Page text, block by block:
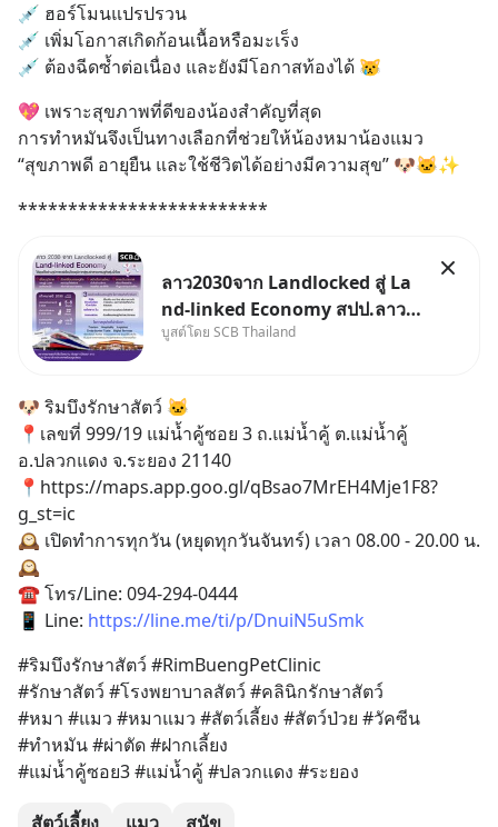
💉 ฮอร์โมนแปรปรวน
💉 เพิ่มโอกาสเกิดก้อนเนื้อหรือมะเร็ง
💉 ต้องฉีดซ้ำต่อเนื่อง และยังมีโอกาสท้องได้ 😿
💖 เพราะสุขภาพที่ดีของน้องสำคัญที่สุด
การทำหมันจึงเป็นทางเลือกที่ช่วยให้น้องหมาน้องแมว
“สุขภาพดี อายุยืน และใช้ชีวิตได้อย่างมีความสุข” 🐶🐱✨
*************************
ลาว2030จาก Landlocked สู่ La
nd-linked Economy สปป.ลาว
กำลังเปลี่ยนบทบาทจาก “ประเทศ
แม่น้ำโขง
บูสต์โดย SCB Thailand
🐶 ริมบึงรักษาสัตว์ 🐱
📍เลขที่ 999/19 แม่น้ำคู้ซอย 3 ถ.แม่น้ำคู้ ต.แม่น้ำคู้
อ.ปลวกแดง จ.ระยอง 21140
📍https://maps.app.goo.gl/qBsao7MrEH4Mje1F8?
g_st=ic
🕰 เปิดทำการทุกวัน (หยุดทุกวันจันทร์) เวลา 08.00 - 20.00 น.
🕰
☎️ โทร/Line: 094-294-0444
📱 Line: https://line.me/ti/p/DnuiN5uSmk
#ริมบึงรักษาสัตว์ #RimBuengPetClinic
#รักษาสัตว์ #โรงพยาบาลสัตว์ #คลินิกรักษาสัตว์
#หมา #แมว #หมาแมว #สัตว์เลี้ยง #สัตว์ป่วย #วัคซีน
#ทำหมัน #ผ่าตัด #ฝากเลี้ยง
#แม่น้ำคู้ซอย3 #แม่น้ำคู้ #ปลวกแดง #ระยอง